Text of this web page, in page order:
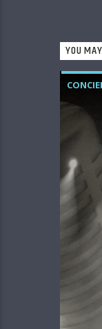
YOU